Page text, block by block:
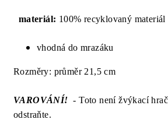
materiál: 100% recyklovaný materiál
vhodná do mrazáku
Rozměry: průměr 21,5 cm
VAROVÁNÍ! - Toto není žvýkací
odstraňte.